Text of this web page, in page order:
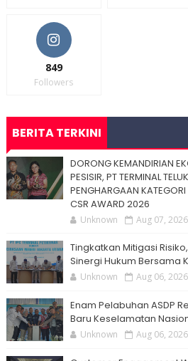
849
Followers
BERITA TERKINI
DORONG KEMANDIRIAN
PESISIR, PT TERMINAL
PENGHARGAAN
CSR AWARD 2026
Unknown Aug 07, 2026
Tingkatkan Mitigasi
Sinergi Hukum Bersama
Unknown Aug 06, 2026
Enam Pelabuhan ASDP
Baru Keselamatan
Unknown Aug 06, 2026